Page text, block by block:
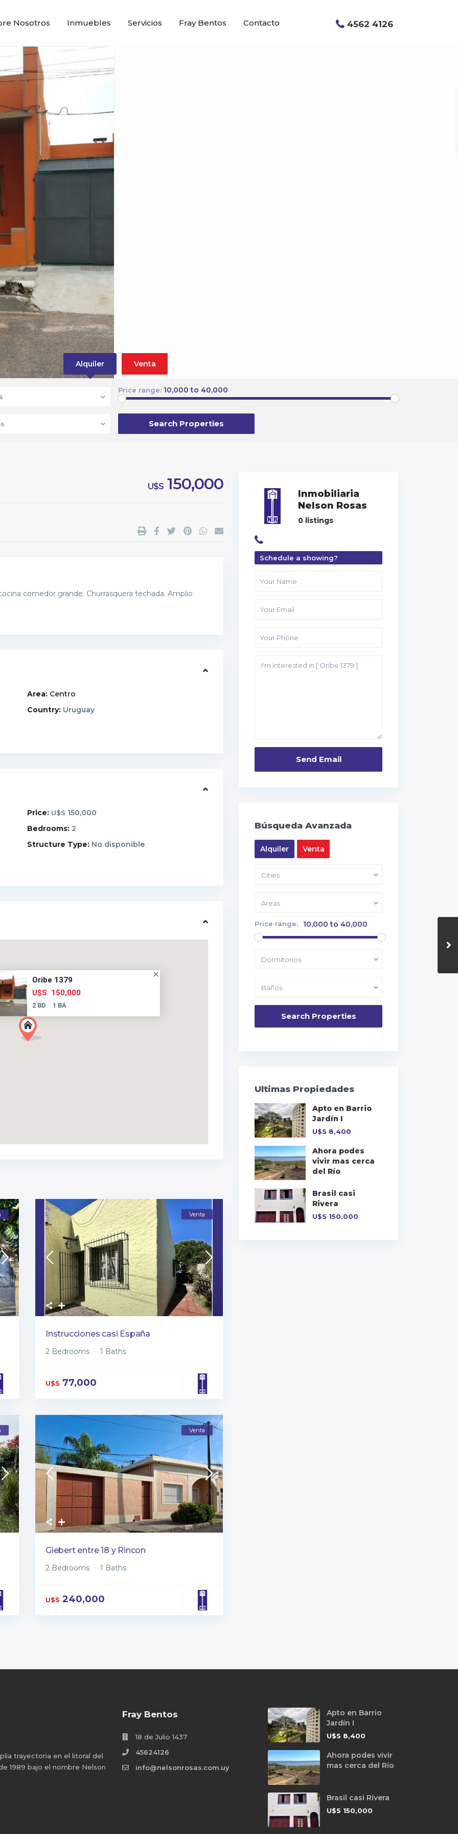
4562 4126
Nosotros Inmuebles Servicios Fray Bentos Contacto
Alquiler Venta
Price range: 10,000 to 40,000
U$S 150,000
comedor grande. Churrasquera techada. Amplio
Area: Centro
Country: Uruguay
Price: U$S 150,000
Bedrooms: 2
Structure Type: No disponible
Oribe 1379
U$S 150,000
2 BD 1 BA
Venta
Instrucciones casi España
2 Bedrooms 1 Baths
U$S 77,000
Venta
Giebert entre 18 y Rincon
2 Bedrooms 1 Baths
U$S 240,000
Inmobiliaria
Nelson Rosas
0 listings
Schedule a showing?
Búsqueda Avanzada
Alquiler Venta
Cities
Areas
Price range: 10,000 to 40,000
Dormitorios
Baños
Ultimas Propiedades
Apto en Barrio
Jardín I
U$S 8,400
Ahora podes
vivir mas cerca
del Río
Brasil casi
Rivera
U$S 150,000
trayectoria en el litoral del
1989 bajo el nombre Nelson
Fray Bentos
18 de Julio 1437
45624126
info@nelsonrosas.com.uy
Apto en Barrio
Jardín I
U$S 8,400
Ahora podes vivir
mas cerca del Río
Brasil casi Rivera
U$S 150,000